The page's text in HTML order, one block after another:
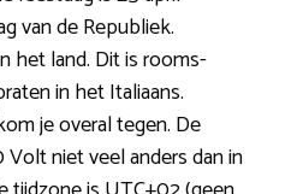
van de Republiek.
het land. Dit is rooms-
in het Italiaans.
je overal tegen. De
niet veel anders dan in